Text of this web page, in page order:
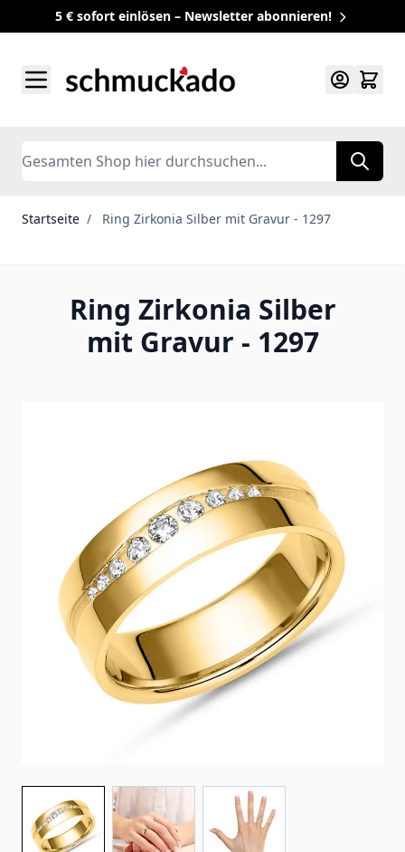
5 € sofort einlösen – Newsletter abonnieren!
Search
Startseite / Ring Zirkonia Silber mit Gravur - 1297
Ring Zirkonia Silber
mit Gravur - 1297